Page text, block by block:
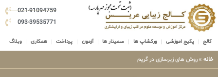
021-91094759
093-39535771
کالج پکیج اموزشی ورکشاپ ها سمینار ها آزمون پرداخت همکاری وبلاگ
خانه » روش های زیرسازی در گریم